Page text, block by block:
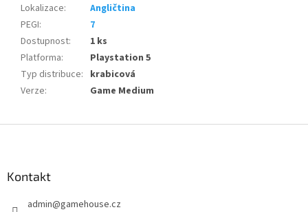
Lokalizace:
Angličtina
PEGI:
7
Dostupnost:
1 ks
Platforma:
Playstation 5
Typ distribuce: krabicová
Verze: Game Medium
Kontakt
admin@gamehouse.cz